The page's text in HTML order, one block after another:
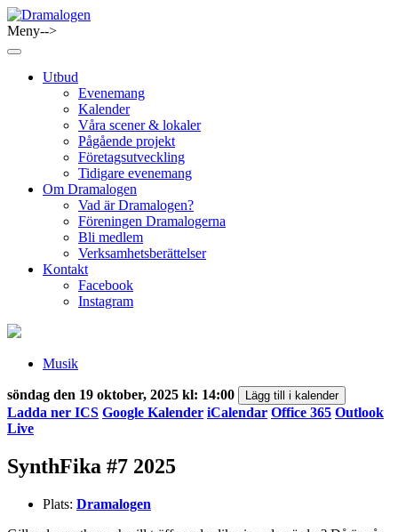
Skip
to
content
Meny-->
Utbud
Evenemang
Kalender
Våra scener & lokaler
Pågående projekt
Företagsutveckling
Tidigare evenemang
Om Dramalogen
Vad är Dramalogen?
Föreningen Dramalogerna
Bli medlem
Verksamhetsberättelser
Kontakt
Facebook
Instagram
Musik
söndag den 19 oktober, 2025 kl: 14:00 Lägg till i kalender
Ladda ner ICS Google Kalender iCalendar Office 365 Outlook
Live
SynthFika #7 2025
Plats: Dramalogen